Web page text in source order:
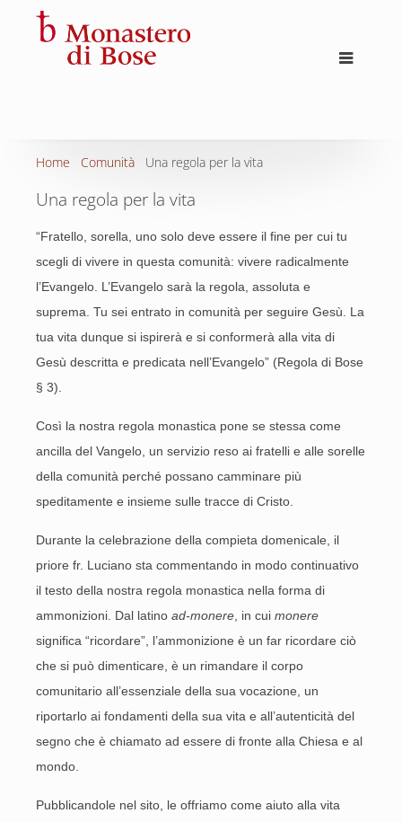
Home Comunità Una regola per la vita
Una regola per la vita
“Fratello, sorella, uno solo deve essere il fine per cui tu
scegli di vivere in questa comunità: vivere radicalmente
l’Evangelo. L’Evangelo sarà la regola, assoluta e
suprema. Tu sei entrato in comunità per seguire Gesù. La
tua vita dunque si ispirerà e si conformerà alla vita di
Gesù descritta e predicata nell’Evangelo” (Regola di Bose
§ 3).
Così la nostra regola monastica pone se stessa come
ancilla del Vangelo, un servizio reso ai fratelli e alle sorelle
della comunità perché possano camminare più
speditamente e insieme sulle tracce di Cristo.
Durante la celebrazione della compieta domenicale, il
priore fr. Luciano sta commentando in modo continuativo
il testo della nostra regola monastica nella forma di
ammonizioni. Dal latino ad-monere , in cui monere
significa “ricordare”, l’ammonizione è un far ricordare ciò
che si può dimenticare, è un rimandare il corpo
comunitario all’essenziale della sua vocazione, un
riportarlo ai fondamenti della sua vita e all’autenticità del
segno che è chiamato ad essere di fronte alla Chiesa e al
mondo.
Pubblicandole nel sito, le offriamo come aiuto alla vita